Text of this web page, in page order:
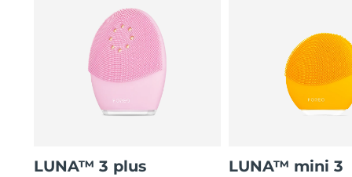
LUNA™ 3 plus LUNA™ mini 3